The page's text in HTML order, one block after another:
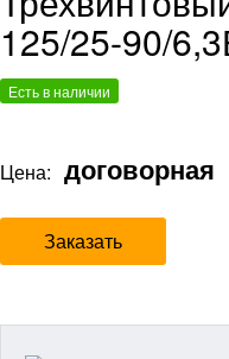
125/25-90/
Есть в наличии
Цена: договорная
Заказать